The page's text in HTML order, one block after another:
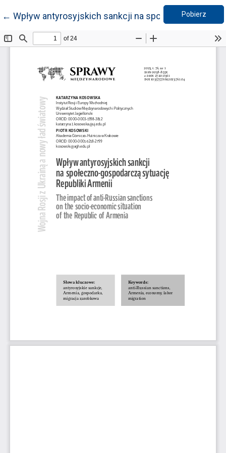
← Wróć do szczegółów artykułu
Wpływ antyrosyjskich sankcji na społeczno-Pobierz